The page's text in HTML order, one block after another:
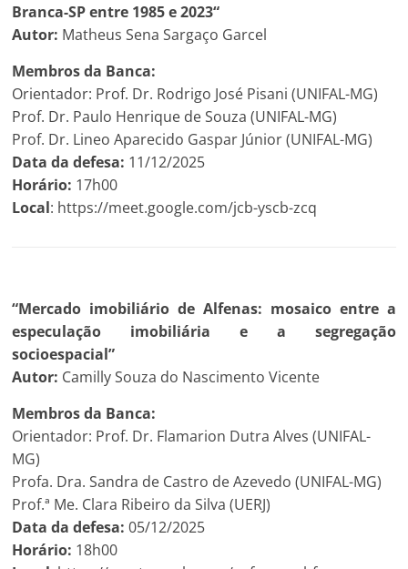
Branca-SPentre 1985 e 2023“
Autor: Matheus Sena Sargaço Garcel
Membros da Banca:
Orientador: Prof. Dr. Rodrigo José Pisani (UNIFAL-MG)
Prof. Dr. Paulo Henrique de Souza (UNIFAL-MG)
Prof. Dr. Lineo Aparecido Gaspar Júnior (UNIFAL-MG)
Data da defesa: 11/12/2025
Horário: 17h00
Local: https://meet.google.com/jcb-yscb-zcq
“Mercado imobiliário de Alfenas: mosaico entre a
especulação imobiliária e a segregação
socioespacial”
Autor: Camilly Souza do Nascimento Vicente
Membros da Banca:
Orientador: Prof. Dr. Flamarion Dutra Alves (UNIFAL-
MG)
Profa. Dra. Sandra de Castro de Azevedo (UNIFAL-MG)
Prof.ª Me. Clara Ribeiro da Silva (UERJ)
Data da defesa: 05/12/2025
Horário: 18h00